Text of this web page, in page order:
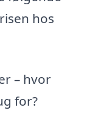
hos
– hvor
for?